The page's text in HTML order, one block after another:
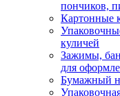
пончиков,
Картонные
куличей
Зажимы,
для
Бумажный